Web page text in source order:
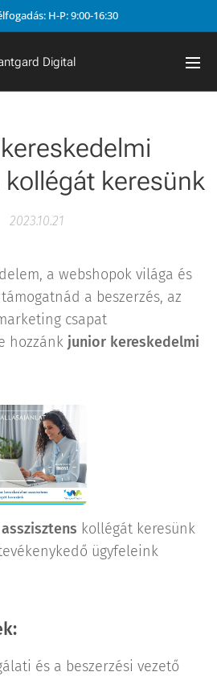
H-P: 9:00-16:30
Digital
keresünk
2023.10.21
a webshopok világa és
a beszerzés, az
csapat
hozzánk junior kereskedelmi
kollégát keresünk
ügyfeleink
és a beszerzési vezető